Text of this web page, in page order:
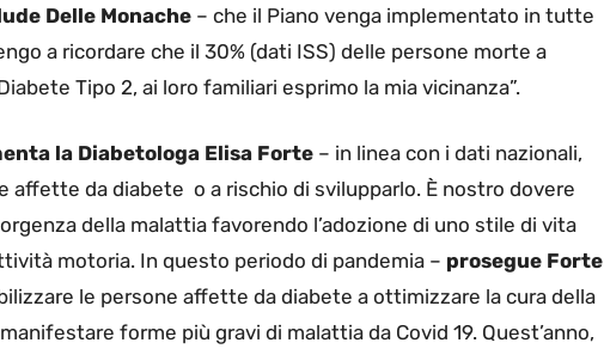
Delle Monache – che il Piano venga implementato in tutte
a ricordare che il 30% (dati ISS) delle persone morte a
Tipo 2, ai loro familiari esprimo la mia vicinanza”.
la Diabetologa Elisa Forte – in linea con i dati nazionali,
affette da diabete o a rischio di svilupparlo. È nostro dovere
della malattia favorendo l’adozione di uno stile di vita
motoria. In questo periodo di pandemia – prosegue Forte
le persone affette da diabete a ottimizzare la cura della
forme più gravi di malattia da Covid 19. Quest’anno,